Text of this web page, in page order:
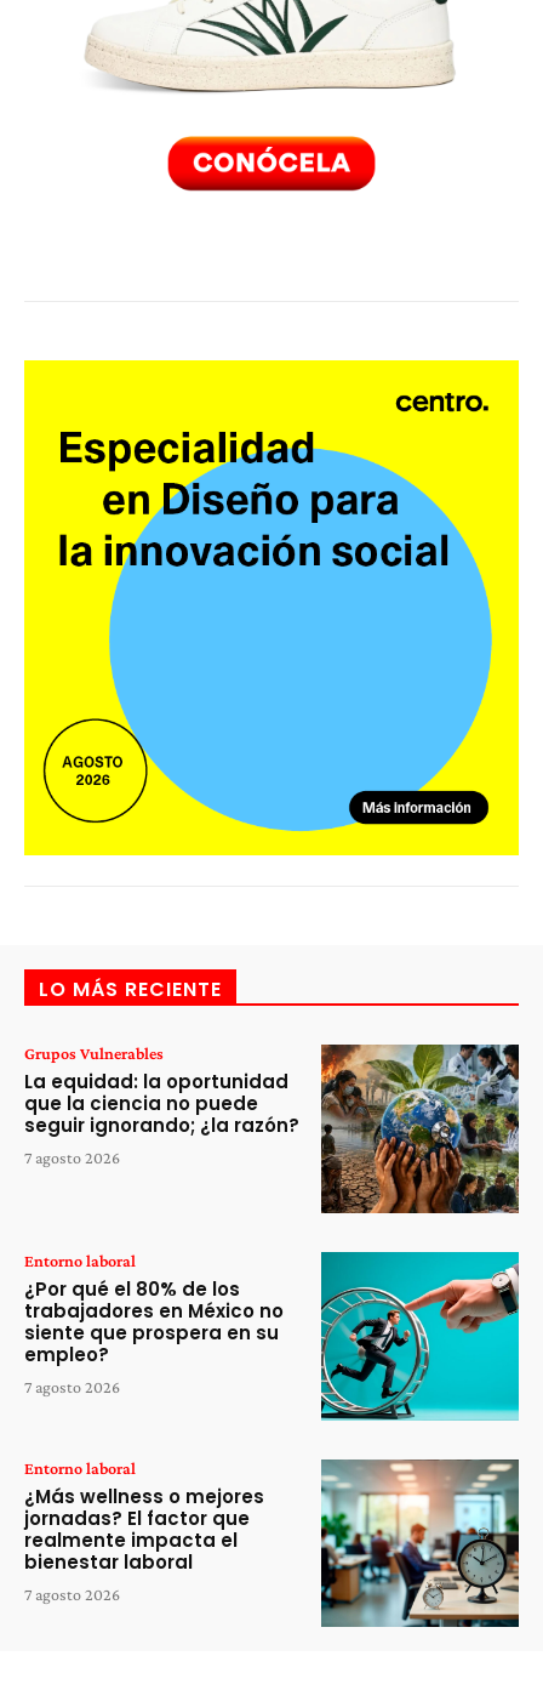
LO MÁS RECIENTE
Grupos Vulnerables
La equidad: la oportunidad
que la ciencia no puede
seguir ignorando; ¿la razón?
7 agosto 2026
Entorno laboral
¿Por qué el 80% de los
trabajadores en México no
siente que prospera en su
empleo?
7 agosto 2026
Entorno laboral
¿Más wellness o mejores
jornadas? El factor que
realmente impacta el
bienestar laboral
7 agosto 2026